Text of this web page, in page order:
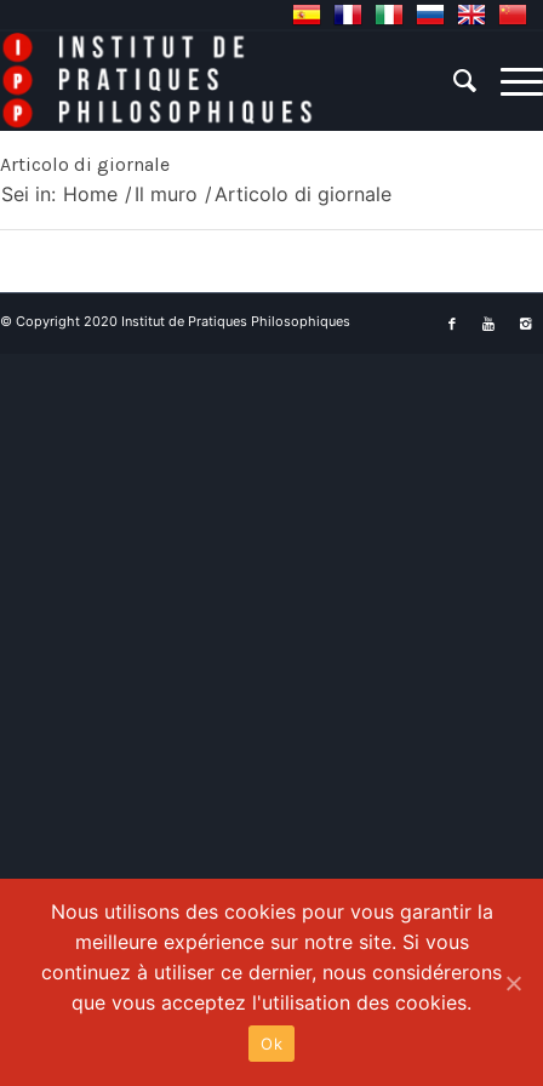
Articolo di giornale
Sei in: Home / Il muro /Articolo di giornale
© Copyright 2020 Institut de Pratiques Philosophiques
Nous utilisons des cookies pour vous garantir la
meilleure expérience sur notre site. Si vous
continuez à utiliser ce dernier, nous considérerons
que vous acceptez l'utilisation des cookies.
Ok